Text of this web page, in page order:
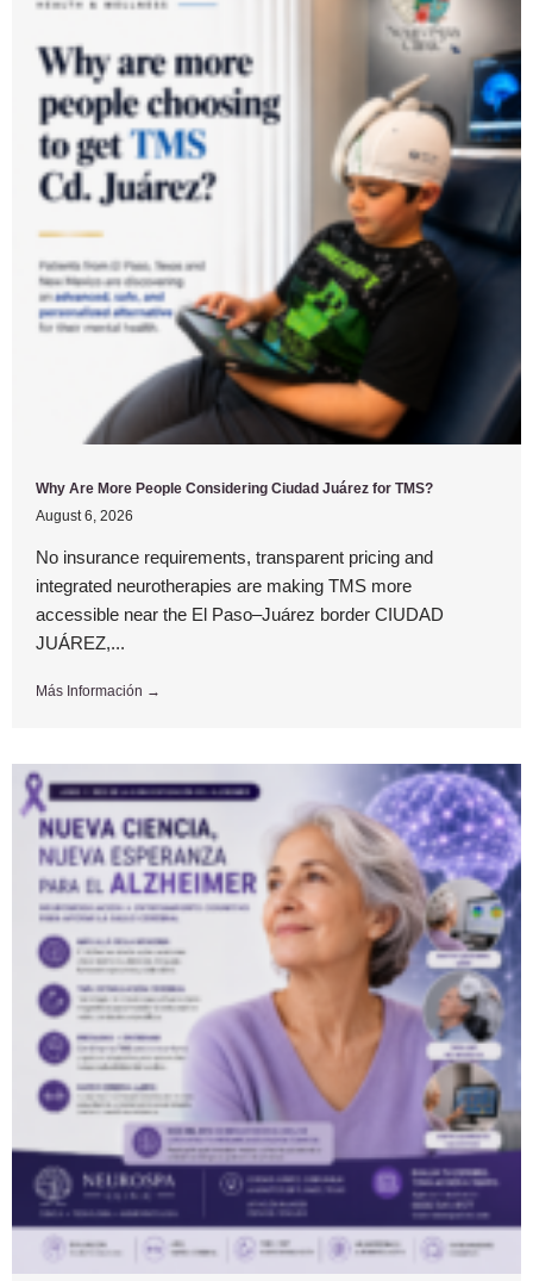
Why Are More People Considering Ciudad Juárez for TMS?
August 6, 2026
No insurance requirements, transparent pricing and
integrated neurotherapies are making TMS more
accessible near the El Paso–Juárez border CIUDAD
JUÁREZ,...
Más Información →